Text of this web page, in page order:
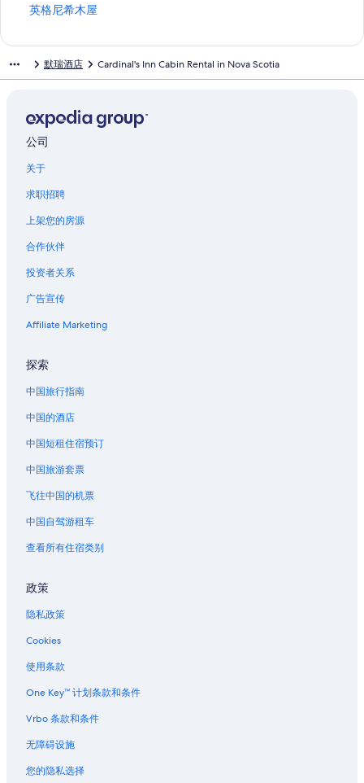
英格尼希木屋
打
尼
希
屋
页
面
链
默瑞酒店 Cardinal's Inn Cabin Rental in Nova Scotia
公司
关于
求职招聘
上架您的房源
合作伙伴
投资者关系
广告宣传
Affiliate Marketing
探索
中国旅行指南
中国的酒店
中国短租住宿预订
中国旅游套票
飞往中国的机票
中国自驾游租车
查看所有住宿类别
政策
隐私政策
Cookies
使用条款
One Key™ 计划条款和条件
Vrbo 条款和条件
无障碍设施
您的隐私选择